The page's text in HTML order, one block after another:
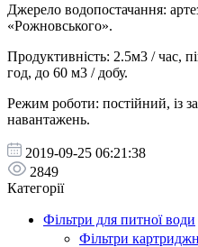
Джерело водопостачання:
«Рожновського».
Продуктивність: 2.5м3 / час,
год, до 60 м3 / добу.
Режим роботи: постійний, із
навантажень.
2019-09-25 06:21:38
2849
Категорії
Фільтри для питної води
Фільтри